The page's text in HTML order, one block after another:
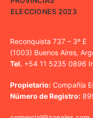
ELECCIONES 2023
Reconquista 737 – 3º E
(1003) Buenos Aires,
Tel. +54 11 5235 0896
Propietario: Compañía
Número de Registro: